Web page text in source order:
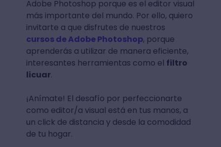
Adobe Photoshop porque es el editor visual
más importante del mundo. Por ello, quiero
invitarte a que disfrutes de nuestros
cursos de Adobe Photoshop, porque
aprenderás a utilizar de manera eficiente,
interesantes herramientas como el filtro
licuar.
¡Anímate! El desafío por perfeccionarte
como editor/a visual está en tus manos, a
un click de distancia y desde la comodidad
de tu hogar.